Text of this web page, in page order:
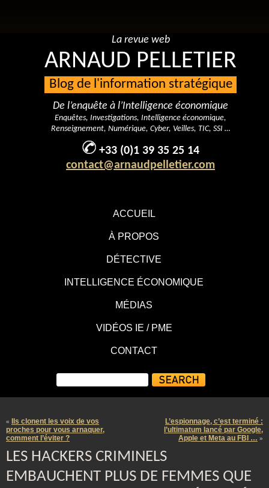
ACCUEIL
À PROPOS
DÉTECTIVE
INTELLIGENCE ÉCONOMIQUE
MÉDIAS
VIDÉOS IE / PME
CONTACT
La revue web
ARNAUD PELLETIER
Blog de l'information stratégique
De l’enquête à l’Intelligence économique
Enquêtes, Investigations, Intelligence économique,
Renseignement, Numérique, Cyber, Veilles, TIC, SSI …
+33 (0)1 39 35 25 14
contact@arnaudpelletier.com
«
Ils clonent les voix de vos
proches pour vous arnaquer,
comment l’éviter ?
L’espionnage, c’est terminé :
l’ultimatum lancé par Google,
Apple et Meta au FBI … »
LES HACKERS CRIMINELS
EMBAUCHENT PLUS DE FEMMES QUE